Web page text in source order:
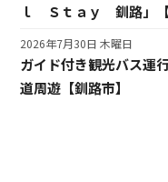
ｌ Ｓｔａｙ 釧路」【
ガイド付き観光バス運
道周遊【釧路市】
2026年7月30日 木曜日